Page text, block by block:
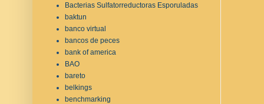
Bacterias Sulfatorreductoras Esporuladas
baktun
banco virtual
bancos de peces
bank of america
BAO
bareto
belkings
benchmarking